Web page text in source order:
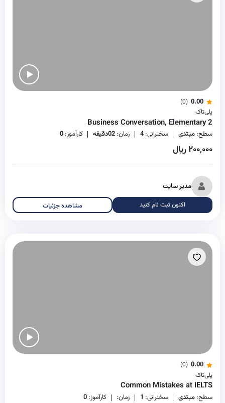
0.00
(0)
پلی‌تاک
Business Conversation, Elementary 2
سطح: مبتدی سخنرانی:4 زمان: 02دقیقه کارآموز:0
۲۰۰,۰۰۰ ریال
مدیر سایت
اکنون ثبت نام کنید
مشاهده جزئیات
0.00
(0)
پلی‌تاک
Common Mistakes at IELTS
سطح: مبتدی سخنرانی: 1 زمان: کارآموز:0